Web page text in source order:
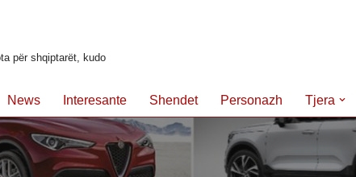
për shqiptarët, kudo
News Interesante Shendet Personazh Tjera